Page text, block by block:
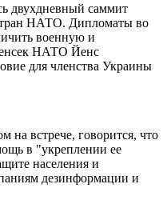
двухдневный саммит
НАТО. Дипломаты во
военную и
НАТО Йенс
для членства Украины
на встрече, говорится, что
в "укреплении ее
населения и
дезинформации и